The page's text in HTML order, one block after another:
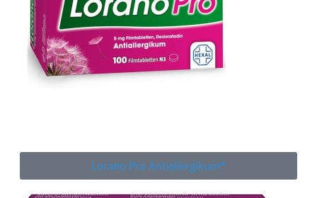
Lorano Pro Antiallergikum*